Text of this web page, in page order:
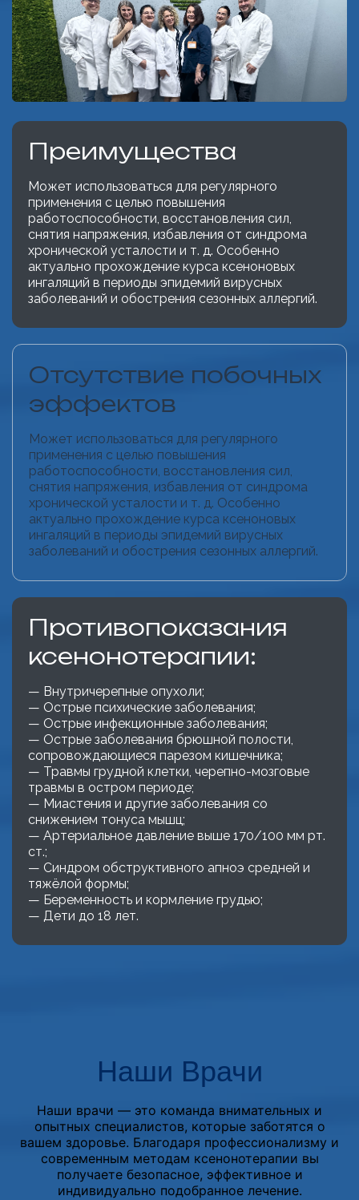
Преимущества
Может использоваться для регулярного
применения с целью повышения
работоспособности, восстановления сил,
снятия напряжения, избавления от синдрома
хронической усталости и т. д. Особенно
актуально прохождение курса ксеноновых
ингаляций в периоды эпидемий вирусных
заболеваний и обострения сезонных аллергий.
Отсутствие побочных
эффектов
Может использоваться для регулярного
применения с целью повышения
работоспособности, восстановления сил,
снятия напряжения, избавления от синдрома
хронической усталости и т. д. Особенно
актуально прохождение курса ксеноновых
ингаляций в периоды эпидемий вирусных
заболеваний и обострения сезонных аллергий.
Противопоказания
ксенонотерапии:
— Внутричерепные опухоли;
— Острые психические заболевания;
— Острые инфекционные заболевания;
— Острые заболевания брюшной полости,
сопровождающиеся парезом кишечника;
— Травмы грудной клетки, черепно-мозговые
травмы в остром периоде;
— Миастения и другие заболевания со
снижением тонуса мышц;
— Артериальное давление выше 170/100 мм рт.
ст.;
— Синдром обструктивного апноэ средней и
тяжёлой формы;
— Беременность и кормление грудью;
— Дети до 18 лет.
Наши Врачи
Наши врачи — это команда внимательных и
опытных специалистов, которые заботятся о
вашем здоровье. Благодаря профессионализму и
современным методам ксенонотерапии вы
получаете безопасное, эффективное и
индивидуально подобранное лечение.